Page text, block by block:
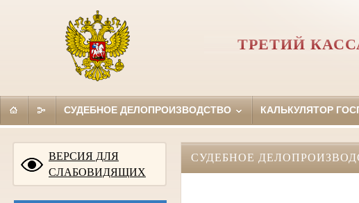
ТРЕТИЙ
СУДЕБНОЕ ДЕЛОПРОИЗВОДСТВО КАЛЬКУЛЯТОР
ВЕРСИЯ ДЛЯ
СЛАБОВИДЯЩИХ
СУДЕБНОЕ